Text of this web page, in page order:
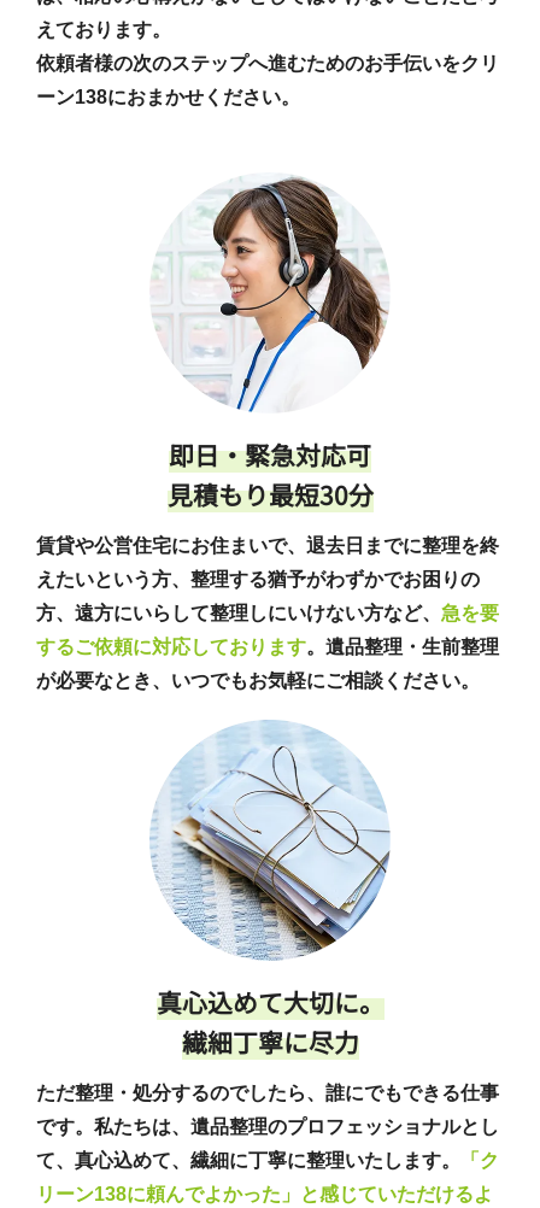
えております。
依頼者様の次のステップへ進むためのお手伝いをクリ
ーン138におまかせください。
即日・緊急対応可
見積もり最短30分
賃貸や公営住宅にお住まいで、退去日までに整理を終
えたいという方、整理する猶予がわずかでお困りの
方、遠方にいらして整理しにいけない方など、 急を要
するご依頼に対応しております。遺品整理・生前整理
が必要なとき、いつでもお気軽にご相談ください。
真心込めて大切に。
繊細丁寧に尽力
ただ整理・処分するのでしたら、誰にでもできる仕事
です。私たちは、遺品整理のプロフェッショナルとし
て、真心込めて、繊細に丁寧に整理いたします。
「ク
リーン138に頼んでよかった」と感じていただけるよ